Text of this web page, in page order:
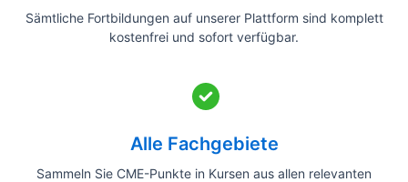
Sämtliche Fortbildungen auf unserer Plattform sind komplett
kostenfrei und sofort verfügbar.
Alle Fachgebiete
Sammeln Sie CME-Punkte in Kursen aus allen relevanten